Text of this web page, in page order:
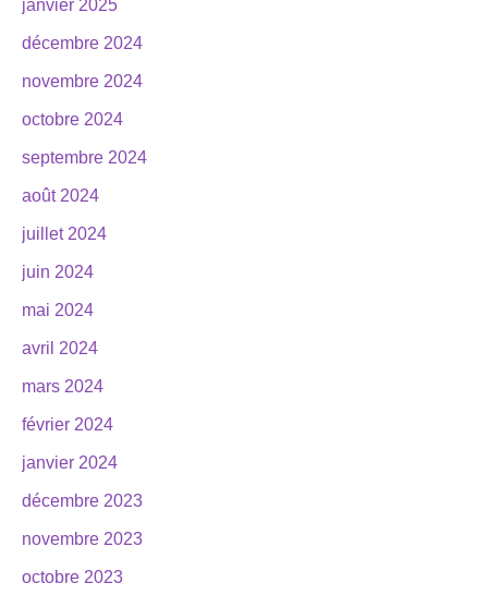
janvier 2025
décembre 2024
novembre 2024
octobre 2024
septembre 2024
août 2024
juillet 2024
juin 2024
mai 2024
avril 2024
mars 2024
février 2024
janvier 2024
décembre 2023
novembre 2023
octobre 2023